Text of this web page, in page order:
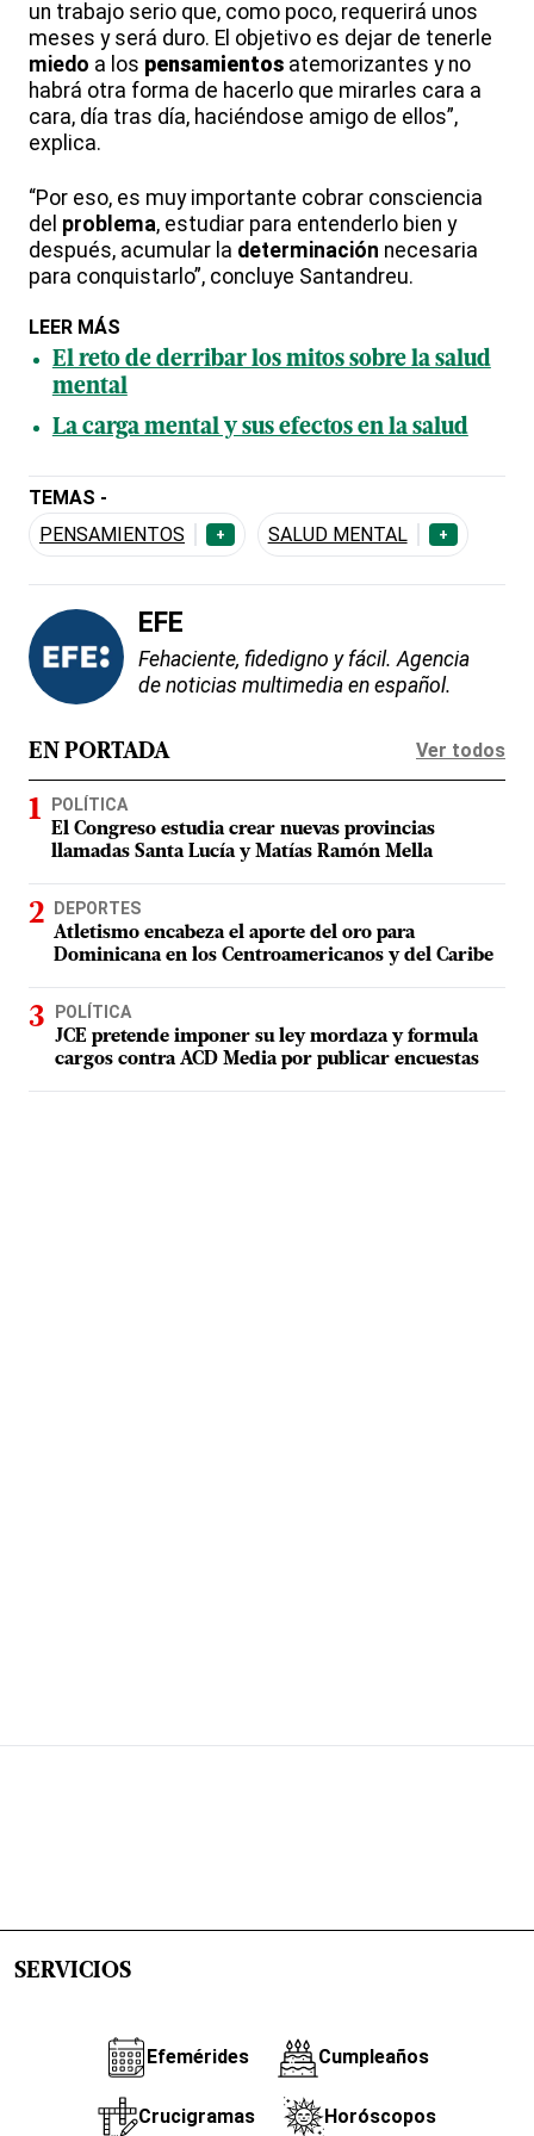
un trabajo serio que, como poco, requerirá unos
meses y será duro. El objetivo es dejar de tenerle
miedo a los pensamientos atemorizantes y no
habrá otra forma de hacerlo que mirarles cara a
cara, día tras día, haciéndose amigo de ellos”,
explica.
“Por eso, es muy importante cobrar consciencia
del problema, estudiar para entenderlo bien y
después, acumular la determinación necesaria
para conquistarlo”, concluye Santandreu.
LEER MÁS
El reto de derribar los mitos sobre la salud
mental
La carga mental y sus efectos en la salud
TEMAS -
PENSAMIENTOS
+ SALUD MENTAL +
EFE
Fehaciente, fidedigno y fácil. Agencia
de noticias multimedia en español.
EN PORTADA Ver todos
POLÍTICA
El Congreso estudia crear nuevas provincias
llamadas Santa Lucía y Matías Ramón Mella
DEPORTES
Atletismo encabeza el aporte del oro para
Dominicana en los Centroamericanos y del Caribe
POLÍTICA
JCE pretende imponer su ley mordaza y formula
cargos contra ACD Media por publicar encuestas
SERVICIOS
Efemérides Cumpleaños
Crucigramas Horóscopos